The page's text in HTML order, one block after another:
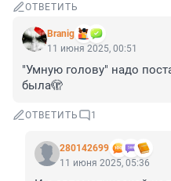
ОТВЕТИТЬ
Branig
11 июня 2025, 00:51
"Умную голову" надо
была🫣
ОТВЕТИТЬ 1
280142699
11 июня 2025, 05:36